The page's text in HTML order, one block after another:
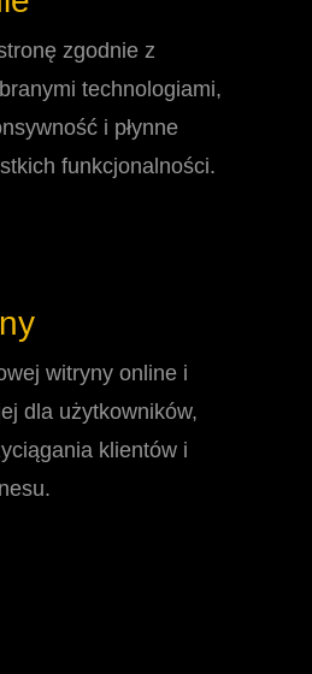
zgodnie z
technologiami,
i płynne
funkcjonalności.
witryny online i
dla użytkowników,
klientów i